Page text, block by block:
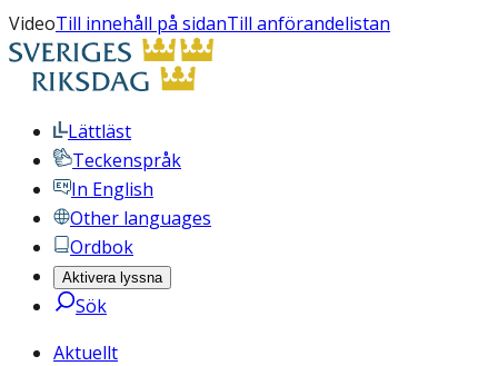
VideoTill innehåll på sidanTill anförandelistan
Lättläst
Teckenspråk
In English
Other languages
Ordbok
Aktivera lyssna
Sök
Aktuellt